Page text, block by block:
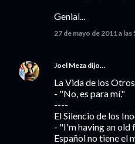
Genial...
27 de mayo de 2011 a las
Joel Meza dijo…
La Vida de los
- "No, es para mí."
----
El Silencio de los
- "I'm having an old
Español no tiene el